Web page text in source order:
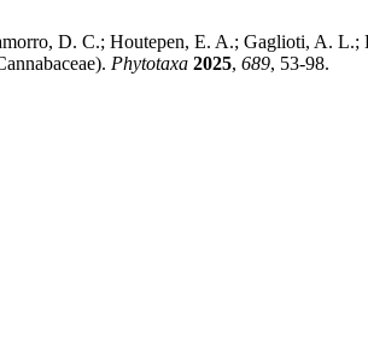
D. C.; Houtepen, E. A.; Gaglioti, A.
Phytotaxa 2025, 689, 53-98.